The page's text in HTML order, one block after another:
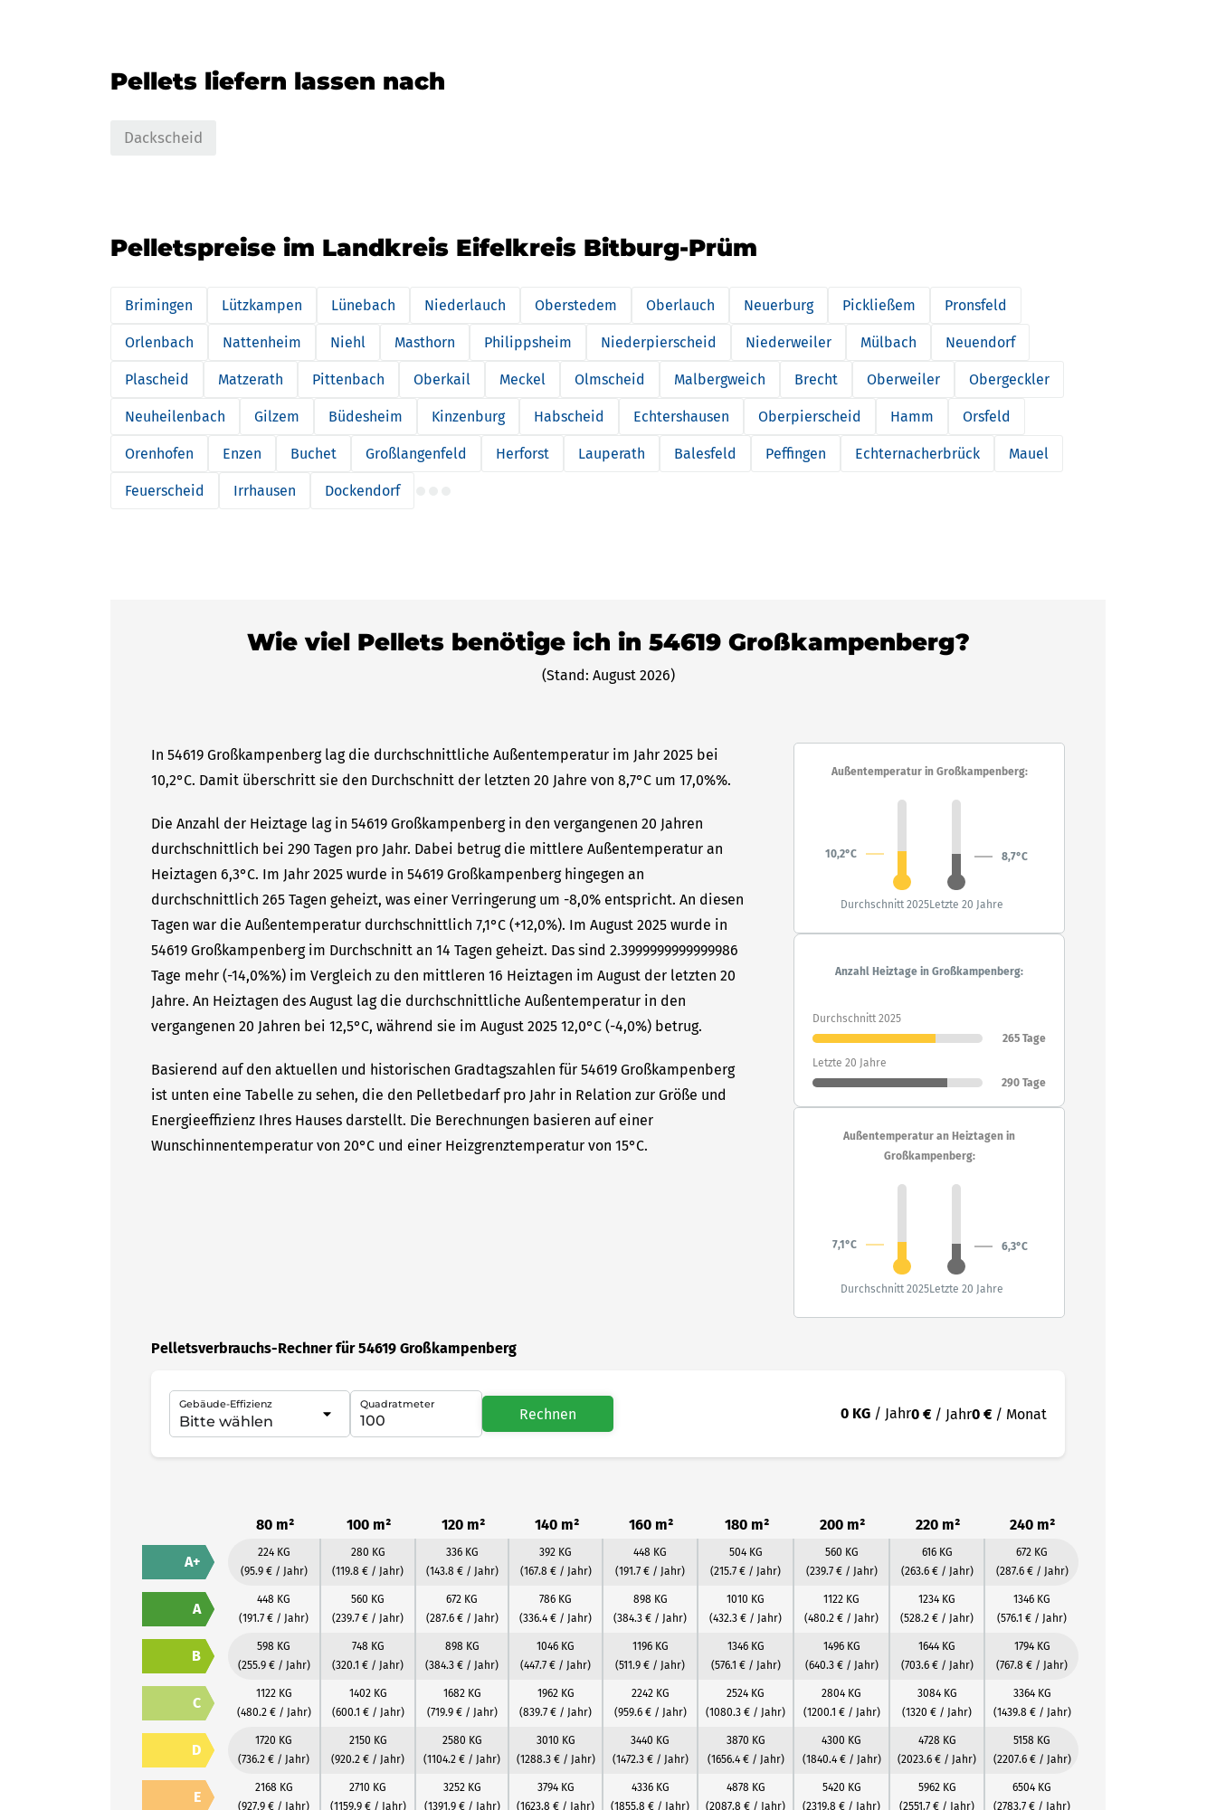
Pellets liefern lassen nach
Dackscheid
Pelletspreise im Landkreis Eifelkreis Bitburg-Prüm
Brimingen Lützkampen Lünebach Niederlauch Oberstedem Oberlauch Neuerburg Pickließem Pronsfeld
Orlenbach Nattenheim Niehl Masthorn Philippsheim Niederpierscheid Niederweiler Mülbach Neuendorf
Plascheid Matzerath Pittenbach Oberkail Meckel Olmscheid Malbergweich Brecht Oberweiler Obergeckler
Neuheilenbach Gilzem Büdesheim Kinzenburg Habscheid Echtershausen Oberpierscheid Hamm Orsfeld
Orenhofen Enzen Buchet Großlangenfeld Herforst Lauperath Balesfeld Peffingen Echternacherbrück Mauel
Feuerscheid Irrhausen Dockendorf
Wie viel Pellets benötige ich in 54619 Großkampenberg?
(Stand: August 2026)
In 54619 Großkampenberg lag die durchschnittliche Außentemperatur im Jahr 2025 bei
10,2°C. Damit überschritt sie den Durchschnitt der letzten 20 Jahre von 8,7°C um 17,0%%.
Die Anzahl der Heiztage lag in 54619 Großkampenberg in den vergangenen 20 Jahren
durchschnittlich bei 290 Tagen pro Jahr. Dabei betrug die mittlere Außentemperatur an
Heiztagen 6,3°C. Im Jahr 2025 wurde in 54619 Großkampenberg hingegen an
durchschnittlich 265 Tagen geheizt, was einer Verringerung um -8,0% entspricht. An diesen
Tagen war die Außentemperatur durchschnittlich 7,1°C (+12,0%). Im August 2025 wurde in
54619 Großkampenberg im Durchschnitt an 14 Tagen geheizt. Das sind 2.3999999999999986
Tage mehr (-14,0%%) im Vergleich zu den mittleren 16 Heiztagen im August der letzten 20
Jahre. An Heiztagen des August lag die durchschnittliche Außentemperatur in den
vergangenen 20 Jahren bei 12,5°C, während sie im August 2025 12,0°C (-4,0%) betrug.
Basierend auf den aktuellen und historischen Gradtagszahlen für 54619 Großkampenberg
ist unten eine Tabelle zu sehen, die den Pelletbedarf pro Jahr in Relation zur Größe und
Energieeffizienz Ihres Hauses darstellt. Die Berechnungen basieren auf einer
Wunschinnentemperatur von 20°C und einer Heizgrenztemperatur von 15°C.
Außentemperatur in Großkampenberg:
10,2°C 8,7°C
Durchschnitt 2025Letzte 20 Jahre
Anzahl Heiztage in Großkampenberg:
Durchschnitt 2025
265 Tage
Letzte 20 Jahre
290 Tage
Außentemperatur an Heiztagen in
Großkampenberg:
7,1°C 6,3°C
Durchschnitt 2025Letzte 20 Jahre
Pelletsverbrauchs-Rechner für 54619 Großkampenberg
Gebäude-Effizienz Quadratmeter
Rechnen 0 KG / Jahr0 € / Jahr0 € / Monat
80 m² 100 m² 120 m² 140 m² 160 m² 180 m² 200 m² 220 m² 240 m²
A+
224 KG
(95.9 € / Jahr)
280 KG
(119.8 € / Jahr)
336 KG
(143.8 € / Jahr)
392 KG
(167.8 € / Jahr)
448 KG
(191.7 € / Jahr)
504 KG
(215.7 € / Jahr)
560 KG
(239.7 € / Jahr)
616 KG
(263.6 € / Jahr)
672 KG
(287.6 € / Jahr)
A
448 KG
(191.7 € / Jahr)
560 KG
(239.7 € / Jahr)
672 KG
(287.6 € / Jahr)
786 KG
(336.4 € / Jahr)
898 KG
(384.3 € / Jahr)
1010 KG
(432.3 € / Jahr)
1122 KG
(480.2 € / Jahr)
1234 KG
(528.2 € / Jahr)
1346 KG
(576.1 € / Jahr)
B
598 KG
(255.9 € / Jahr)
748 KG
(320.1 € / Jahr)
898 KG
(384.3 € / Jahr)
1046 KG
(447.7 € / Jahr)
1196 KG
(511.9 € / Jahr)
1346 KG
(576.1 € / Jahr)
1496 KG
(640.3 € / Jahr)
1644 KG
(703.6 € / Jahr)
1794 KG
(767.8 € / Jahr)
C
1122 KG
(480.2 € / Jahr)
1402 KG
(600.1 € / Jahr)
1682 KG
(719.9 € / Jahr)
1962 KG
(839.7 € / Jahr)
2242 KG
(959.6 € / Jahr)
2524 KG
(1080.3 € / Jahr)
2804 KG
(1200.1 € / Jahr)
3084 KG
(1320 € / Jahr)
3364 KG
(1439.8 € / Jahr)
D
1720 KG
(736.2 € / Jahr)
2150 KG
(920.2 € / Jahr)
2580 KG
(1104.2 € / Jahr)
3010 KG
(1288.3 € / Jahr)
3440 KG
(1472.3 € / Jahr)
3870 KG
(1656.4 € / Jahr)
4300 KG
(1840.4 € / Jahr)
4728 KG
(2023.6 € / Jahr)
5158 KG
(2207.6 € / Jahr)
E
2168 KG
(927.9 € / Jahr)
2710 KG
(1159.9 € / Jahr)
3252 KG
(1391.9 € / Jahr)
3794 KG
(1623.8 € / Jahr)
4336 KG
(1855.8 € / Jahr)
4878 KG
(2087.8 € / Jahr)
5420 KG
(2319.8 € / Jahr)
5962 KG
(2551.7 € / Jahr)
6504 KG
(2783.7 € / Jahr)